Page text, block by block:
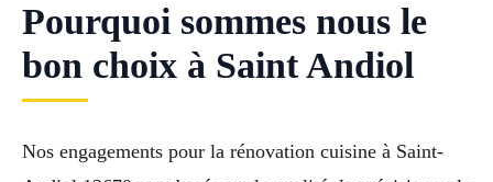
Pourquoi sommes nous le
bon choix à Saint Andiol
Nos engagements pour la rénovation cuisine à Saint-